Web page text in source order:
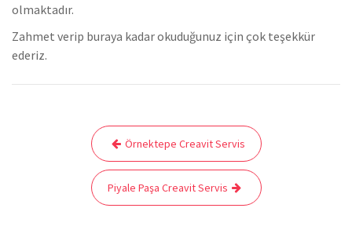
olmaktadır.
Zahmet verip buraya kadar okuduğunuz için çok teşekkür
ederiz.
gezinmesi
Örnektepe Creavit Servis
Piyale Paşa Creavit Servis